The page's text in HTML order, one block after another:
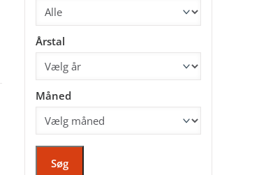
Årstal
Måned
Søg